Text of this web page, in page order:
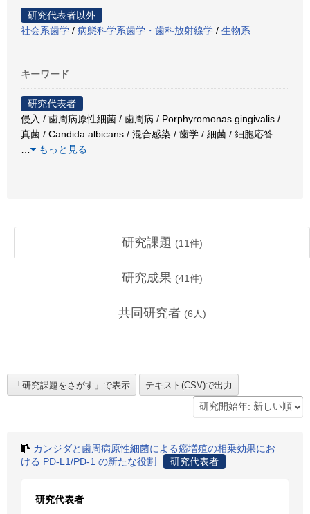
研究代表者以外
社会系歯学 / 病態科学系歯学・歯科放射線学 / 生物系
キーワード
研究代表者
侵入 / 歯周病原性細菌 / 歯周病 / Porphyromonas gingivalis /
真菌 / Candida albicans / 混合感染 / 歯学 / 細菌 / 細胞応答
もっと見る
研究課題 (11件)
研究成果 (41件)
共同研究者 (6 人)
カンジダと歯周病原性細菌による癌増殖の相乗効果にお
ける PD-L1/PD-1 の新たな役割
研究代表者
研究代表者